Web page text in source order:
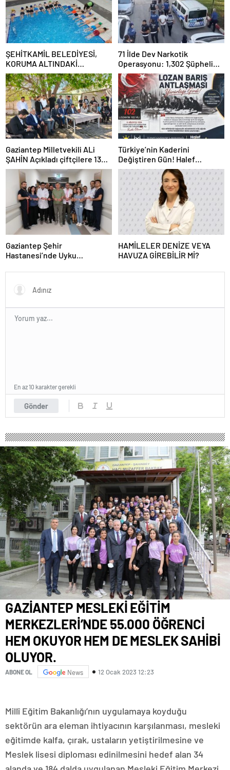
ŞEHİTKAMİL BELEDİYESİ,
KORUMA ALTINDAKİ
ÇOCUKLARI SPORLA
BULUŞTURUYOR
71 İlde Dev Narkotik
Operasyonu: 1,302 Şüpheli
Yakalandı, 844 Tutuklama
Gaziantep Milletvekili ALi
ŞAHİN Açıkladı çiftçilere 132
Milyon TL acil destek!
Türkiye’nin Kaderini
Değiştiren Gün! Halef
Bilgiç’ten Lozan’ın Yıl
Dönümünde Anlamlı Mesaj!
Gaziantep Şehir
Hastanesi’nde Uyku
Hizmete Açıldı
HAMİLELER DENİZE VEYA
HAVUZA GİREBİLİR Mİ?
Gönder
En az 10 karakter gerekli
GAZİANTEP MESLEKİ EĞİTİM
MERKEZLERİ’NDE 55.000 ÖĞRENCİ
HEM OKUYOR HEM DE MESLEK SAHİBİ
OLUYOR.
ABONE OL News 12 Ocak 2023 12:23
Millî Eğitim Bakanlığı’nın uygulamaya koyduğu
sektörün ara eleman ihtiyacının karşılanması, mesleki
eğitimde kalfa, çırak, ustaların yetiştirilmesine ve
Meslek lisesi diploması edinilmesini hedef alan 34